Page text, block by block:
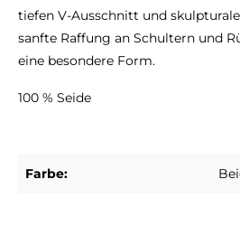
tiefen V-Ausschnitt und
sanfte Raffung an Schultern und
eine besondere Form.
100 % Seide
Farbe: